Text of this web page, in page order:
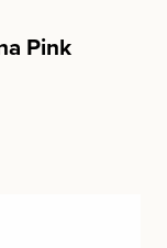
Pink